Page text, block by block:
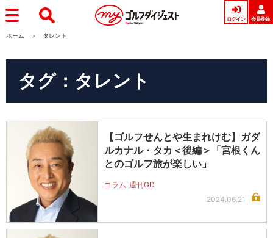
ログイン 会員登録
ホーム タレント
タグ：タレント
【ゴルフせんとや生まれけむ】ガダ
ルカナル・タカ＜後編＞「宮根くん
とのゴルフ旅が楽しい」
コラム 週刊GD
2024.06.21